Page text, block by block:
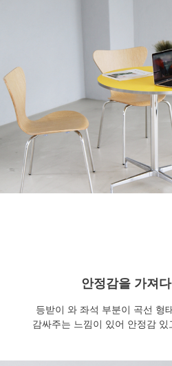
안정감을 가져
등받이 와 좌석 부분이 곡선 형
감싸주는 느낌이 있어 안정감